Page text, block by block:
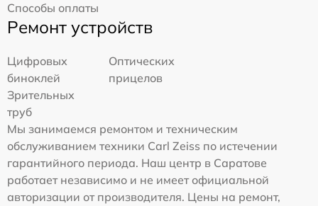
Способы оплаты
Ремонт устройств
Цифровых
биноклей
Оптических
прицелов
Зрительных
труб
Мы занимаемся ремонтом и техническим
обслуживанием техники Carl Zeiss по истечении
гарантийного периода. Наш центр в Саратове
работает независимо и не имеет официальной
авторизации от производителя. Цены на ремонт,